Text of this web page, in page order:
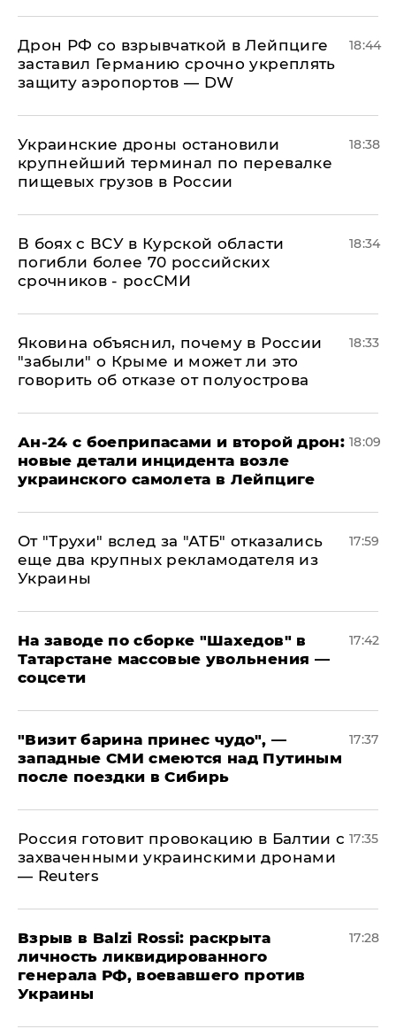
​Дрон РФ со взрывчаткой в Лейпциге
заставил Германию срочно укреплять
защиту аэропортов — DW
18:44
Украинские дроны остановили
крупнейший терминал по перевалке
пищевых грузов в России
18:38
В боях с ВСУ в Курской области
погибли более 70 российских
срочников - росСМИ
18:34
Яковина объяснил, почему в России
"забыли" о Крыме и может ли это
говорить об отказе от полуострова
18:33
Ан-24 с боеприпасами и второй дрон:
новые детали инцидента возле
украинского самолета в Лейпциге
18:09
От "Трухи" вслед за "АТБ" отказались
еще два крупных рекламодателя из
Украины
17:59
На заводе по сборке "Шахедов" в
Татарстане массовые увольнения —
соцсети
17:42
"Визит барина принес чудо", —
западные СМИ смеются над Путиным
после поездки в Сибирь
17:37
​Россия готовит провокацию в Балтии с
захваченными украинскими дронами
— Reuters
17:35
​Взрыв в Balzi Rossi: раскрыта
личность ликвидированного
генерала РФ, воевавшего против
Украины
17:28